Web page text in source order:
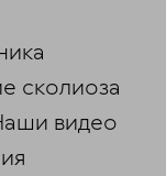
сколиоза
видео